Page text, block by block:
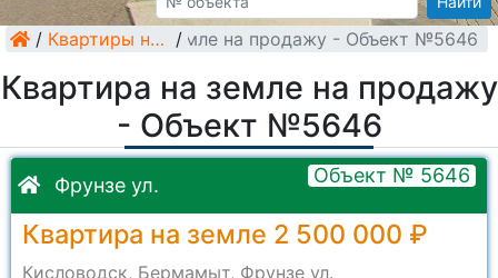
/ Квартиры на земле /
Квартира на земле на продажу - Объект №5646
Квартира на земле на продажу
- Объект №5646
Фрунзе ул. Объект № 5646
Квартира на земле 2 500 000 ₽
Кисловодск, Бермамыт, Фрунзе ул.